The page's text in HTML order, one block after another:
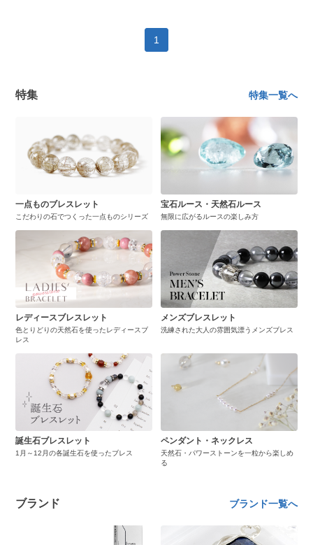
1
特集 特集一覧へ
一点ものブレスレット
こだわりの石でつくった一点ものシリーズ
宝石ルース・天然石ルース
無限に広がるルースの楽しみ方
レディースブレスレット
色とりどりの天然石を使ったレディースブ
レス
メンズブレスレット
洗練された大人の雰囲気漂うメンズブレス
誕生石ブレスレット
1月～12月の各誕生石を使ったブレス
ペンダント・ネックレス
天然石・パワーストーンを一粒から楽しめ
る
ブランド ブランド一覧へ